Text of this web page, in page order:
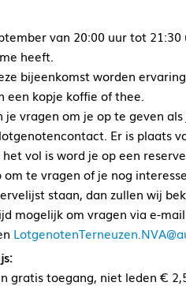
van 20:00 uur tot
heeft.
bijeenkomst worden
een kopje koffie of thee.
je vragen om je op te geven
Er is plaats
vol is word je op een
om te vragen of je nog
staan, dan zullen wij
mogelijk om vragen via e-
gratis toegang, niet leden €